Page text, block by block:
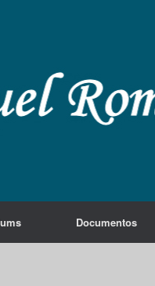
Documentos